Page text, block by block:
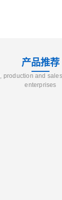
产品推荐
production and
enterprises